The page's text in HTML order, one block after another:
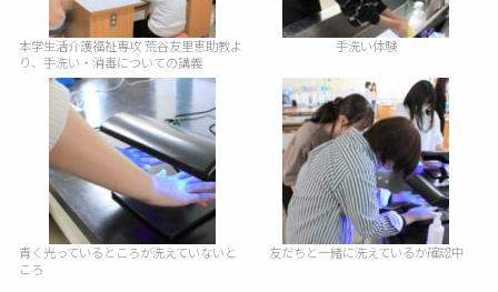
本学生活介護福祉専攻 荒谷友里恵助教よ
り、手洗い・消毒についての講義
手洗い体験
青く光っているところが洗えていないと
ころ
友だちと一緒に洗えているか確認中